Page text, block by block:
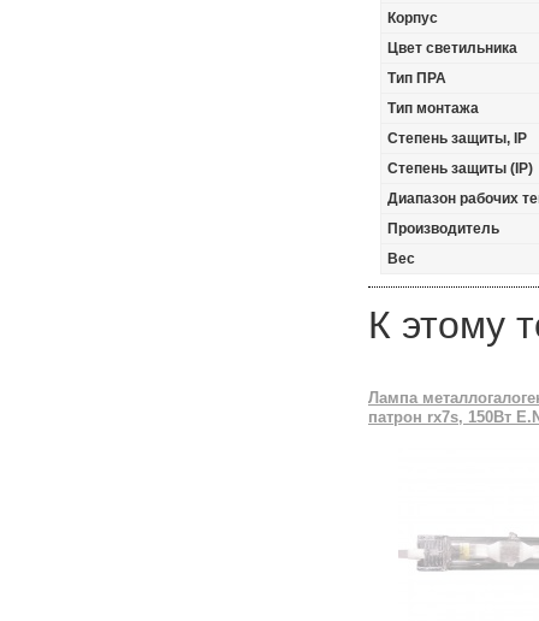
Корпус
Цвет светильника
Тип ПРА
Тип монтажа
Степень защиты, IP
Степень защиты (IP)
Диапазон рабочих
Производитель
Вес
К этому
Лампа
патрон rх7s, 150Вт